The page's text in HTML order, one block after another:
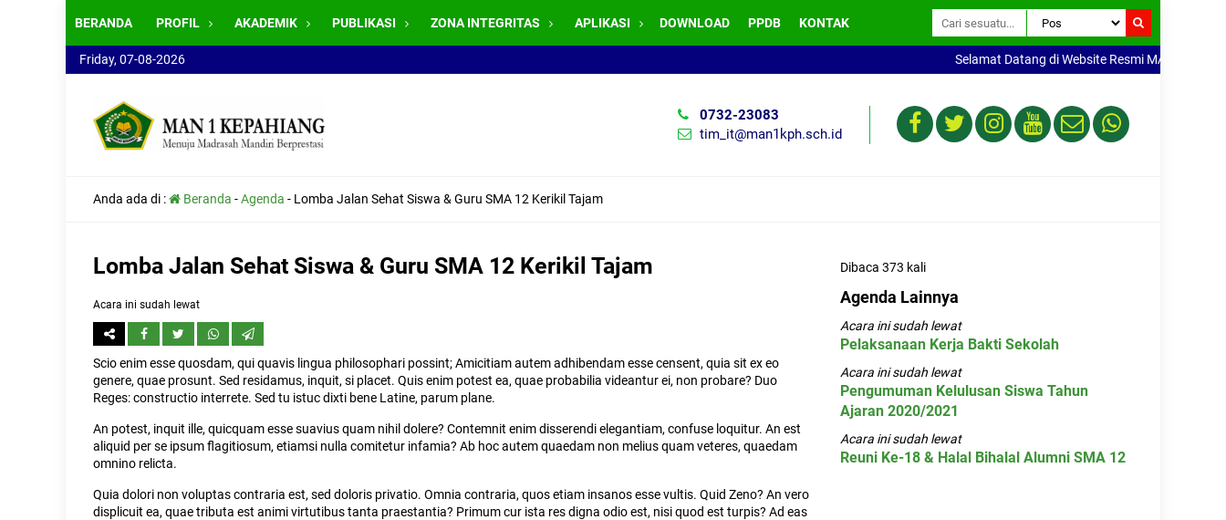
BERANDA PROFIL AKADEMIK PUBLIKASI ZONA INTEGRITAS APLIKASI DOWNLOAD PPDB KONTAK
Friday, 07-08-2026 Selamat Datang di Website Resmi MAN 1
0732-23083
tim_it@man1kph.sch.id
Anda ada di : Beranda -Agenda - Lomba Jalan Sehat Siswa & Guru SMA 12 Kerikil Tajam
Lomba Jalan Sehat Siswa & Guru SMA 12 Kerikil Tajam
Acara ini sudah lewat
Scio enim esse quosdam, qui quavis lingua philosophari possint; Amicitiam autem adhibendam esse censent, quia sit ex eo
genere, quae prosunt. Sed residamus, inquit, si placet. Quis enim potest ea, quae probabilia videantur ei, non probare? Duo
Reges: constructio interrete. Sed tu istuc dixti bene Latine, parum plane.
An potest, inquit ille, quicquam esse suavius quam nihil dolere? Contemnit enim disserendi elegantiam, confuse loquitur. An est
aliquid per se ipsum flagitiosum, etiamsi nulla comitetur infamia? Ab hoc autem quaedam non melius quam veteres, quaedam
omnino relicta.
Quia dolori non voluptas contraria est, sed doloris privatio. Omnia contraria, quos etiam insanos esse vultis. Quid Zeno? An vero
displicuit ea, quae tributa est animi virtutibus tanta praestantia? Primum cur ista res digna odio est, nisi quod est turpis? Ad eas
Dibaca 373 kali
Agenda Lainnya
Acara ini sudah lewat
Pelaksanaan Kerja Bakti Sekolah
Acara ini sudah lewat
Pengumuman Kelulusan Siswa Tahun
Ajaran 2020/2021
Acara ini sudah lewat
Reuni Ke-18 & Halal Bihalal Alumni SMA 12